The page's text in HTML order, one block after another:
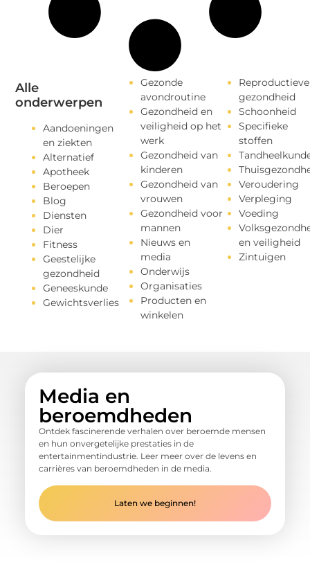
Alle
onderwerpen
Aandoeningen
en ziekten
Alternatief
Apotheek
Beroepen
Blog
Diensten
Dier
Fitness
Geestelijke
gezondheid
Geneeskunde
Gewichtsverlies
Gezonde
avondroutine
Gezondheid en
veiligheid op het
werk
Gezondheid van
kinderen
Gezondheid van
vrouwen
Gezondheid voor
mannen
Nieuws en
media
Onderwijs
Organisaties
Producten en
winkelen
Reproductieve
gezondheid
Schoonheid
Specifieke
stoffen
Veroudering
Verpleging
Voeding
en veiligheid
Zintuigen
Media en
beroemdheden
Ontdek fascinerende verhalen over beroemde mensen
en hun onvergetelijke prestaties in de
entertainmentindustrie. Leer meer over de levens en
carrières van beroemdheden in de media.
Laten we beginnen!